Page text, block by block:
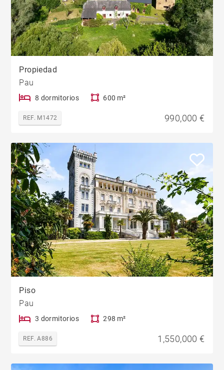
Propiedad
Pau
8 dormitorios 600 m²
REF. M1472 990,000 €
Piso
Pau
3 dormitorios 298 m²
REF. A886 1,550,000 €